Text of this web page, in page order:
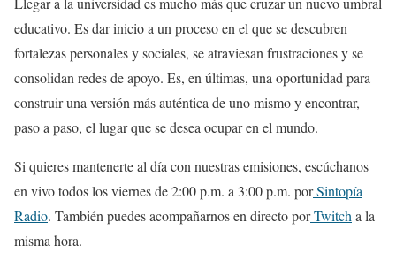
educativo. Es dar inicio a un proceso en el que se descubren
fortalezas personales y sociales, se atraviesan frustraciones y se
consolidan redes de apoyo. Es, en últimas, una oportunidad para
construir una versión más auténtica de uno mismo y encontrar,
paso a paso, el lugar que se desea ocupar en el mundo.
Si quieres mantenerte al día con nuestras emisiones, escúchanos
en vivo todos los viernes de 2:00 p.m. a 3:00 p.m. porSintopía
Radio. También puedes acompañarnos en directo porTwitch a la
misma hora.